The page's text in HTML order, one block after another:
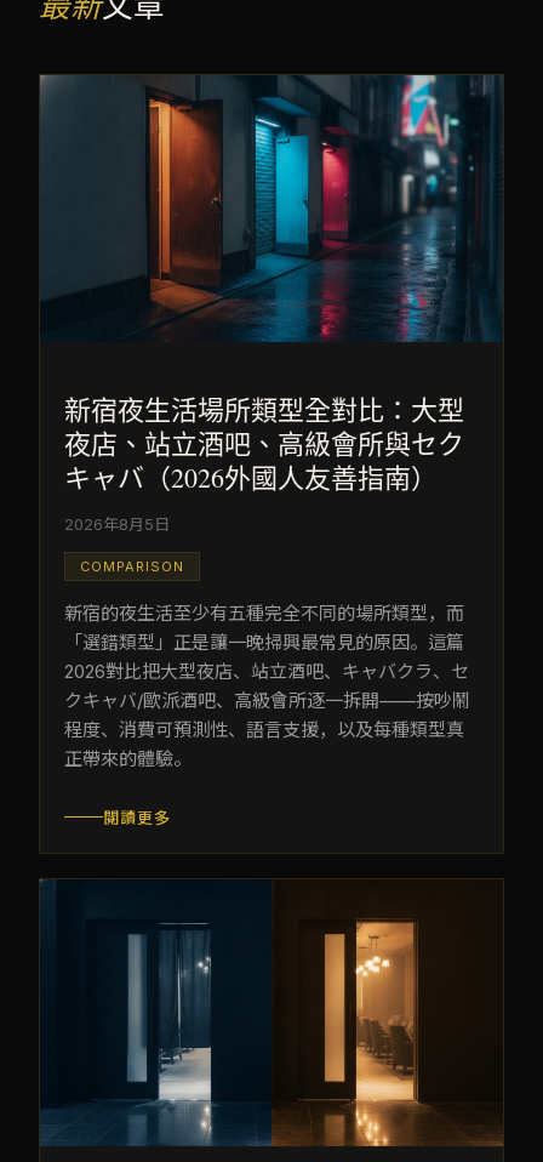
新宿夜生活場所類型全對比：大型
夜店、站立酒吧、高級會所與セク
キャバ（2026外國人友善指南）
2026年8月5日
COMPARISON
新宿的夜生活至少有五種完全不同的場所類型，而
「選錯類型」正是讓一晚掃興最常見的原因。這篇
2026對比把大型夜店、站立酒吧、キャバクラ、セ
クキャバ/歐派酒吧、高級會所逐一拆開——按吵鬧
程度、消費可預測性、語言支援，以及每種類型真
正帶來的體驗。
閱讀更多